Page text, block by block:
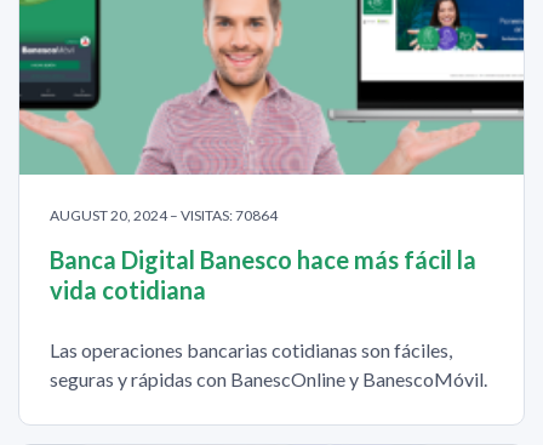
AUGUST 20, 2024 – VISITAS: 70864
Banca Digital Banesco hace más fácil la
vida cotidiana
Las operaciones bancarias cotidianas son fáciles,
seguras y rápidas con BanescOnline y BanescoMóvil.